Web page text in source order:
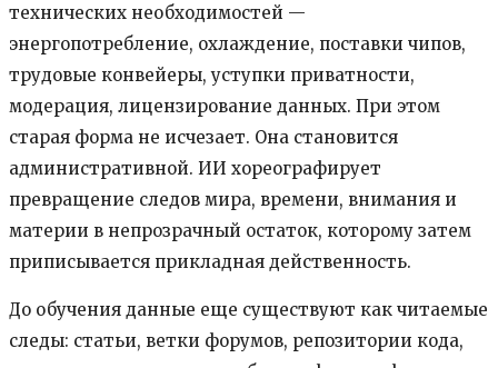
технических необходимостей —
энергопотребление, охлаждение, поставки чипов,
трудовые конвейеры, уступки приватности,
модерация, лицензирование данных. При этом
старая форма не исчезает. Она становится
административной. ИИ хореографирует
превращение следов мира, времени, внимания и
материи в непрозрачный остаток, которому затем
приписывается прикладная действенность.
До обучения данные еще существуют как читаемые
следы: статьи, ветки форумов, репозитории кода,